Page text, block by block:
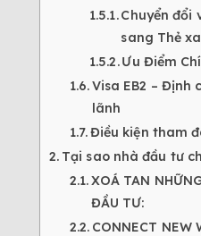
Chuyển đổi
sang Thẻ
Ưu Điểm
Visa EB2 – Định
lãnh
Điều kiện tham
Tại sao nhà đầu tư
XOÁ TAN
ĐẦU TƯ:
CONNECT NEW